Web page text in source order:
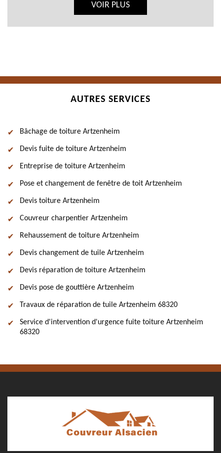
VOIR PLUS
AUTRES SERVICES
Bâchage de toiture Artzenheim
Devis fuite de toiture Artzenheim
Entreprise de toiture Artzenheim
Pose et changement de fenêtre de toit Artzenheim
Devis toiture Artzenheim
Couvreur charpentier Artzenheim
Rehaussement de toiture Artzenheim
Devis changement de tuile Artzenheim
Devis réparation de toiture Artzenheim
Devis pose de gouttière Artzenheim
Travaux de réparation de tuile Artzenheim 68320
Service d'intervention d'urgence fuite toiture Artzenheim
68320